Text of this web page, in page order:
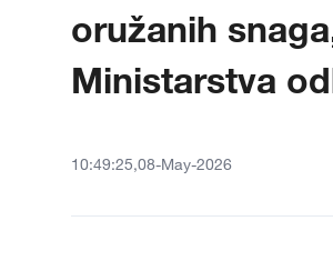
oružanih
Ministarstva
10:49:25,08-May-2026